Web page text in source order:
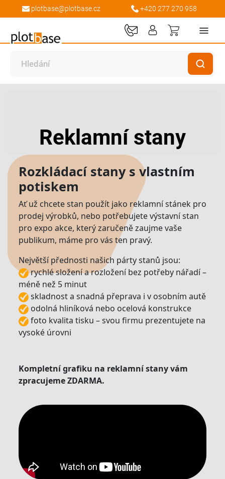
plotbase@plotbase.cz +420 277 270 958
Můj košík
Reklamní stany
Rozkládací stany s vlastním
potiskem
Ať už chcete stan použít jako reklamní stánek pro
prodej výrobků, nebo potřebujete výstavní stan
pro expo akce, který zaručeně zaujme vaše
publikum, máme pro vás ten pravý.
Největší přednosti našich párty stanů jsou:
rychlé složení a rozložení bez potřeby nářadí –
méně než 5 minut
skladnost a snadná přeprava i v osobním autě
odolná hliníková nebo ocelová konstrukce
foto kvalita tisku – svou firmu prezentujete na
vysoké úrovni
Kompletní grafiku na reklamní stany vám
zpracujeme ZDARMA.